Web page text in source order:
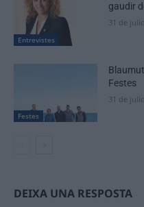
Entrevistes
gaudir
31 de
Festes
Festes
31 de
DEIXA UNA RESPOSTA